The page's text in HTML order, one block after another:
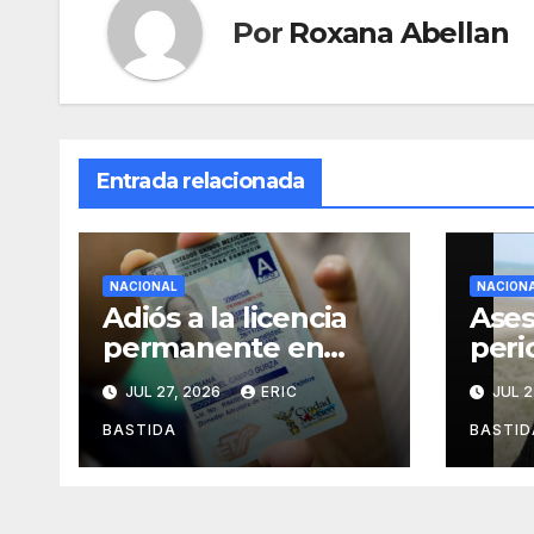
Por Roxana Abellan
Entrada relacionada
NACIONAL
Adiós a la licencia
permanente en
CDMX
JUL 27, 2026 ERIC
BASTIDA
JUL